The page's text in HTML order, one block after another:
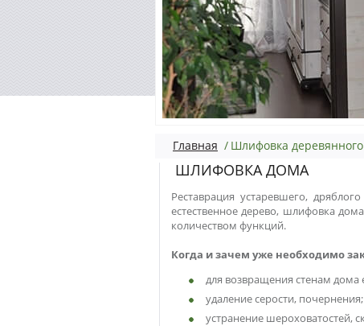
Главная / Шлифовка
ШЛИФОВКА ДОМА
Реставрация устаревшего,
естественное дерево, шлифовка
количеством функций.
Когда и зачем уже необходимо
для возвращения стенам дома
удаление серости, почернения;
устранение шероховатостей,